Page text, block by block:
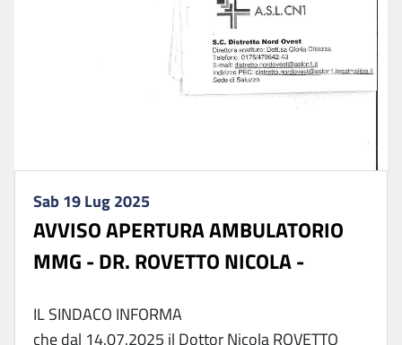
Sab 19 Lug 2025
AVVISO APERTURA AMBULATORIO
MMG - DR. ROVETTO NICOLA -
IL SINDACO INFORMA
che dal 14.07.2025 il Dottor Nicola ROVETTO